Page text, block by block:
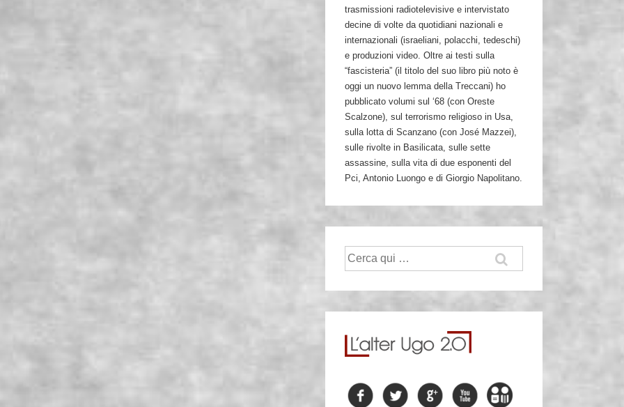
trasmissioni radiotelevisive e intervistato
decine di volte da quotidiani nazionali e
internazionali (israeliani, polacchi, tedeschi)
e produzioni video. Oltre ai testi sulla
“fascisteria” (il titolo del suo libro più noto è
oggi un nuovo lemma della Treccani) ho
pubblicato volumi sul ‘68 (con Oreste
Scalzone), sul terrorismo religioso in Usa,
sulla lotta di Scanzano (con José Mazzei),
sulle rivolte in Basilicata, sulle sette
assassine, sulla vita di due esponenti del
Pci, Antonio Luongo e di Giorgio Napolitano.
Cerca: